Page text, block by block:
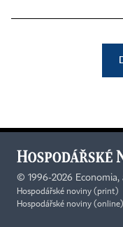
© 1996-2026 Economia,
Hospodářské noviny (print)
Hospodářské noviny